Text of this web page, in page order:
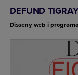
DEFUND
Disseny web i